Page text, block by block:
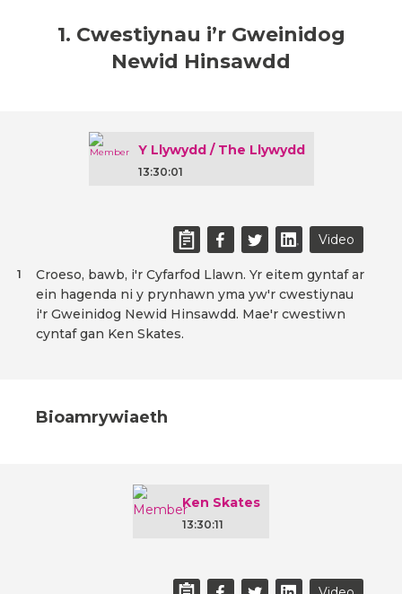
1. Cwestiynau i’r Gweinidog
Newid Hinsawdd
Y Llywydd / The Llywydd
13:30:01
Video
Croeso, bawb, i'r Cyfarfod Llawn. Yr eitem gyntaf ar
ein hagenda ni y prynhawn yma yw'r cwestiynau
i'r Gweinidog Newid Hinsawdd. Mae'r cwestiwn
cyntaf gan Ken Skates.
1
Bioamrywiaeth
Ken Skates
13:30:11